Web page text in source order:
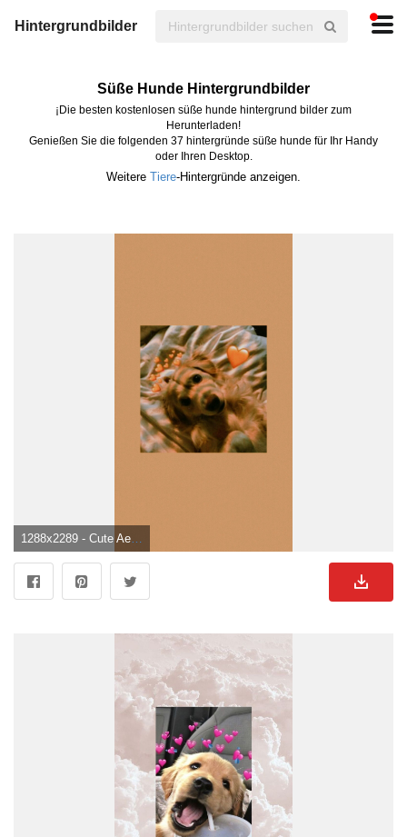
Hintergrundbilder
Süße Hunde Hintergrundbilder
¡Die besten kostenlosen süße hunde hintergrund bilder zum
Herunterladen!
Genießen Sie die folgenden 37 hintergründe süße hunde für Ihr Handy
oder Ihren Desktop.
Weitere Tiere-Hintergründe anzeigen.
1288x2289 - Cute Aesthetic Dog Wallpaper. Cute puppy wallpaper, Puppy wallpaper iphone, Animal wallpaper. Süße Hunde Hintergrundbild für Handy.